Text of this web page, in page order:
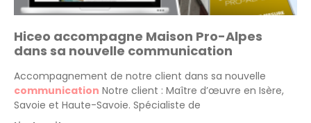
Hiceo accompagne Maison Pro-Alpes
dans sa nouvelle communication
Accompagnement de notre client dans sa nouvelle
communication Notre client : Maître d’œuvre en Isère,
Savoie et Haute-Savoie. Spécialiste de